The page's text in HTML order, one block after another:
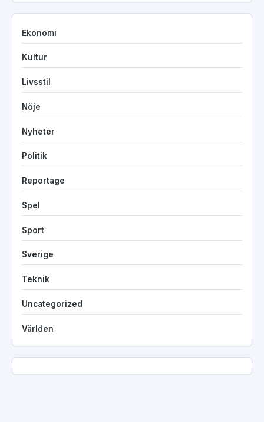
Ekonomi
Kultur
Livsstil
Nöje
Nyheter
Politik
Reportage
Spel
Sport
Sverige
Teknik
Uncategorized
Världen